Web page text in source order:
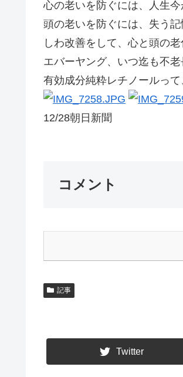
心の老いを防ぐには、人生今
頭の老いを防ぐには、失う
しわ改善をして、心と頭の老
エバーヤング、いつ迄も不
有効成分純粋レチノールっ
12/28朝日新聞
コメント
記事
Twitter